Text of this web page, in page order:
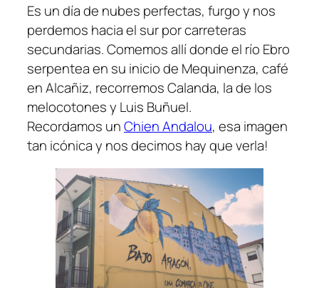
Es un día de nubes perfectas, furgo y nos
perdemos hacia el sur por carreteras
secundarias. Comemos allí donde el río Ebro
serpentea en su inicio de Mequinenza, café
en Alcañiz, recorremos Calanda, la de los
melocotones y Luis Buñuel.
Recordamos unChien Andalou, esa imagen
tan icónica y nos decimos hay que verla!